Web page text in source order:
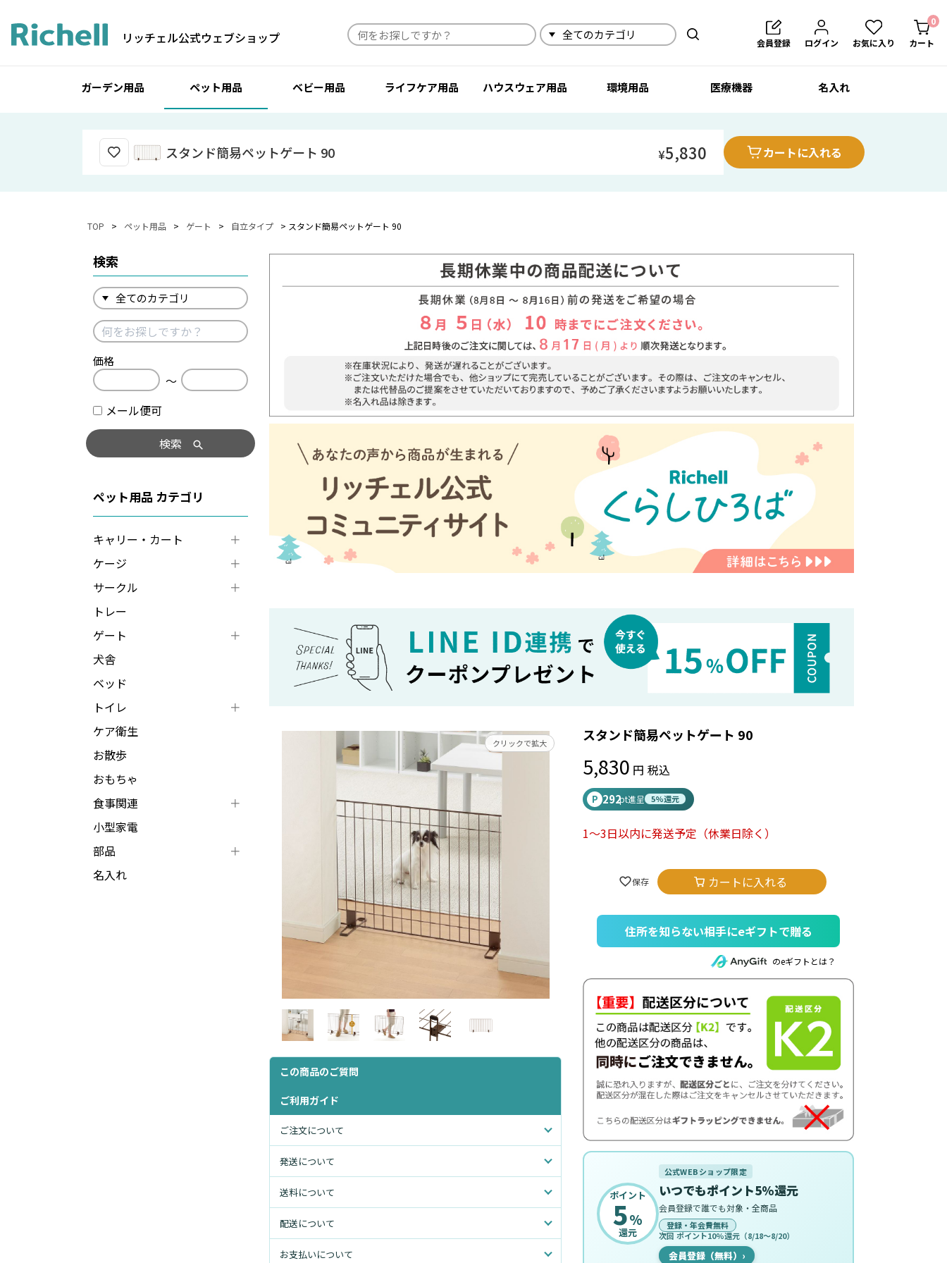
リッチェル公式ウェブショップ 検索 会員登録 ログイン お気に入り カート
0
ガーデン用品 ペット用品 ベビー用品 ライフケア用品 ハウスウェア用品 環境用品 医療機器 名入れ
スタンド簡易ペットゲート 90 ¥5,830 カートに入れる
TOP ペット用品 ゲート 自立タイプ スタンド簡易ペットゲート 90
検索
価格
〜
メール便可
検索
ペット用品
キャリー・カート
ケージ
サークル
トレー
ゲート
犬舎
ベッド
トイレ
ケア衛生
お散歩
おもちゃ
食事関連
小型家電
部品
名入れ
クリックで拡大
この商品のご質問
ご利用ガイド
ご注文について
発送について
送料について
配送について
お支払いについて
スタンド簡易ペットゲート 90
5,830 税込
P 292pt進呈 5%還元
1～3日以内に発送予定 （休業日除く）
カートに入れる
住所を知らない相手にeギフトで贈る
のeギフトとは？
ポイント
5%
還元
公式WEBショップ限定
いつでもポイント5%還元
会員登録で誰でも対象・全商品
登録・年会費無料
次回 ポイント10%還元（8/18〜8/20）
会員登録（無料） ›